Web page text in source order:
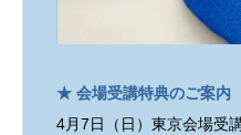
★ 会場受講特典のご案内
4月7日（日）東京会場受